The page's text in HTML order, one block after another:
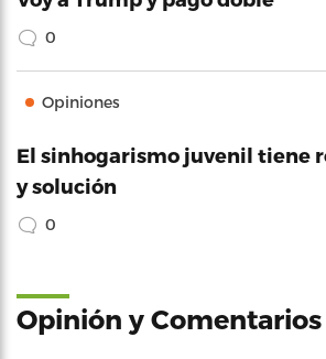
0
Opiniones
El sinhogarismo juvenil tiene
y solución
0
Opinión y Comentarios